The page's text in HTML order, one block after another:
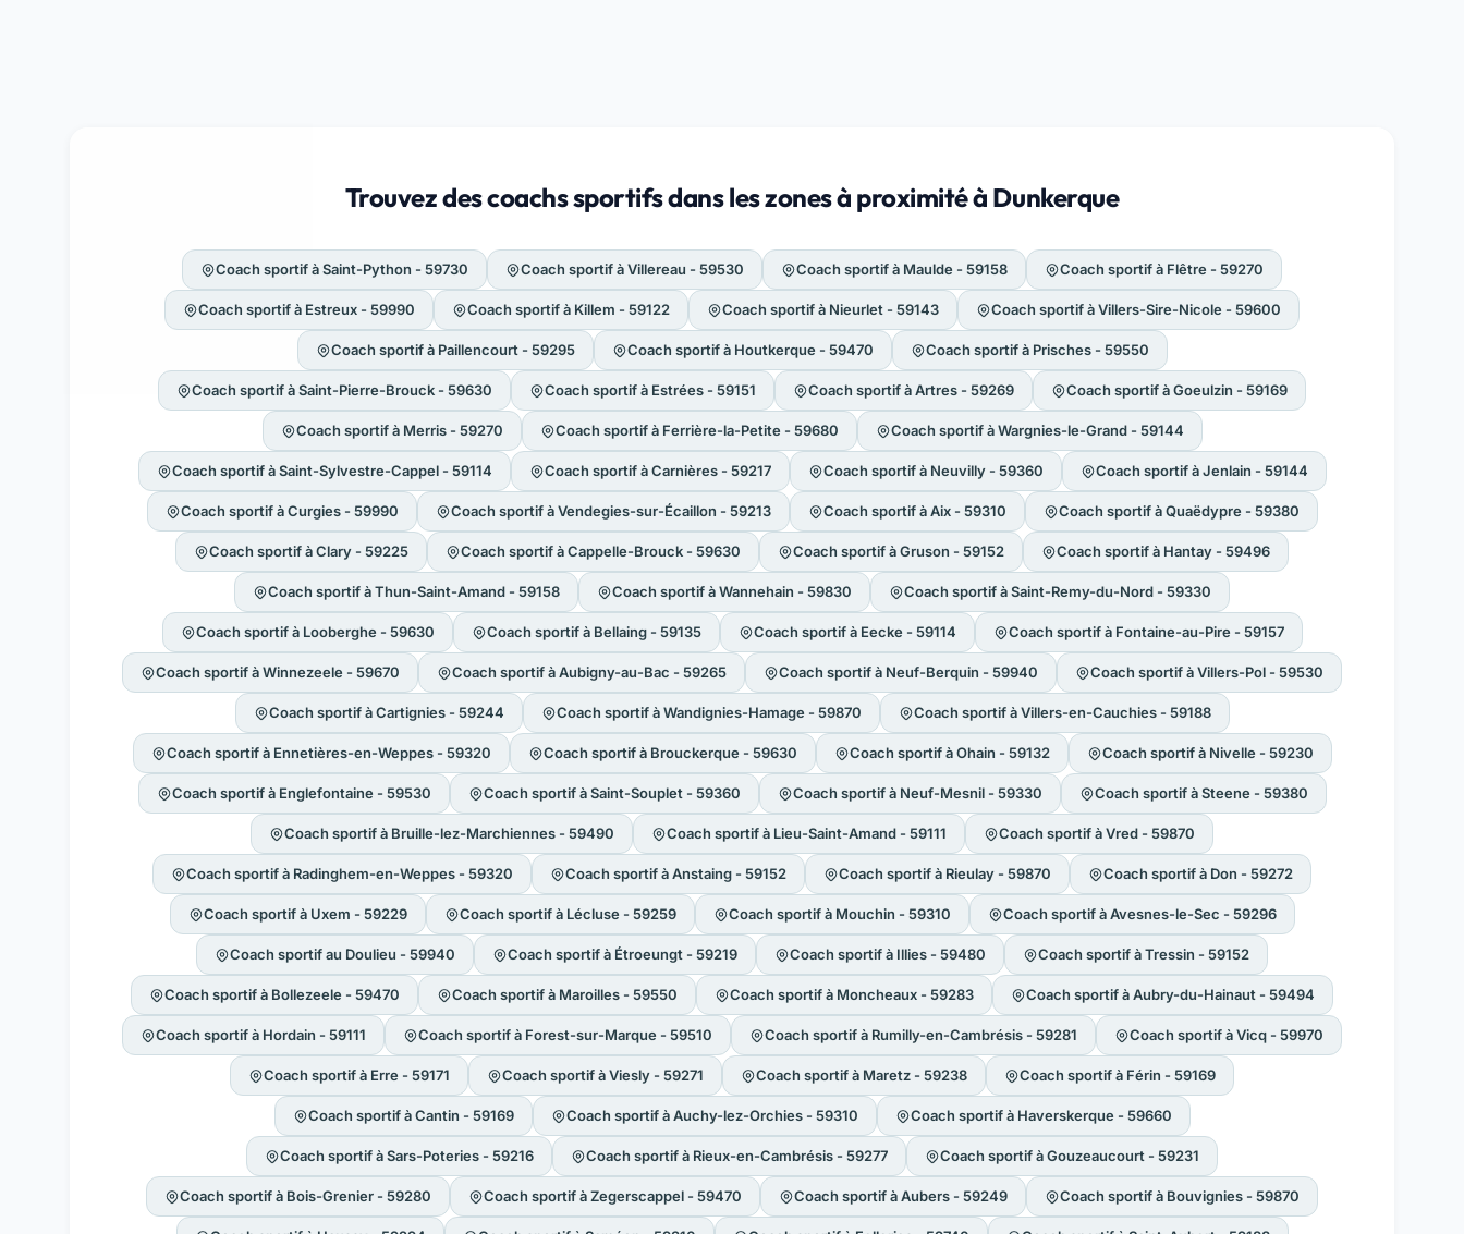
Trouvez des coachs sportifs dans les zones à proximité à Dunkerque
Coach sportif à Saint-Python - 59730 Coach sportif à Villereau - 59530 Coach sportif à Maulde - 59158 Coach sportif à Flêtre - 59270
Coach sportif à Estreux - 59990 Coach sportif à Killem - 59122 Coach sportif à Nieurlet - 59143 Coach sportif à Villers-Sire-Nicole - 59600
Coach sportif à Paillencourt - 59295 Coach sportif à Houtkerque - 59470 Coach sportif à Prisches - 59550
Coach sportif à Saint-Pierre-Brouck - 59630 Coach sportif à Estrées - 59151 Coach sportif à Artres - 59269 Coach sportif à Goeulzin - 59169
Coach sportif à Merris - 59270 Coach sportif à Ferrière-la-Petite - 59680 Coach sportif à Wargnies-le-Grand - 59144
Coach sportif à Saint-Sylvestre-Cappel - 59114 Coach sportif à Carnières - 59217 Coach sportif à Neuvilly - 59360 Coach sportif à Jenlain - 59144
Coach sportif à Curgies - 59990 Coach sportif à Vendegies-sur-Écaillon - 59213 Coach sportif à Aix - 59310 Coach sportif à Quaëdypre - 59380
Coach sportif à Clary - 59225 Coach sportif à Cappelle-Brouck - 59630 Coach sportif à Gruson - 59152 Coach sportif à Hantay - 59496
Coach sportif à Thun-Saint-Amand - 59158 Coach sportif à Wannehain - 59830 Coach sportif à Saint-Remy-du-Nord - 59330
Coach sportif à Looberghe - 59630 Coach sportif à Bellaing - 59135 Coach sportif à Eecke - 59114 Coach sportif à Fontaine-au-Pire - 59157
Coach sportif à Winnezeele - 59670 Coach sportif à Aubigny-au-Bac - 59265 Coach sportif à Neuf-Berquin - 59940 Coach sportif à Villers-Pol - 59530
Coach sportif à Cartignies - 59244 Coach sportif à Wandignies-Hamage - 59870 Coach sportif à Villers-en-Cauchies - 59188
Coach sportif à Ennetières-en-Weppes - 59320 Coach sportif à Brouckerque - 59630 Coach sportif à Ohain - 59132 Coach sportif à Nivelle - 59230
Coach sportif à Englefontaine - 59530 Coach sportif à Saint-Souplet - 59360 Coach sportif à Neuf-Mesnil - 59330 Coach sportif à Steene - 59380
Coach sportif à Bruille-lez-Marchiennes - 59490 Coach sportif à Lieu-Saint-Amand - 59111 Coach sportif à Vred - 59870
Coach sportif à Radinghem-en-Weppes - 59320 Coach sportif à Anstaing - 59152 Coach sportif à Rieulay - 59870 Coach sportif à Don - 59272
Coach sportif à Uxem - 59229 Coach sportif à Lécluse - 59259 Coach sportif à Mouchin - 59310 Coach sportif à Avesnes-le-Sec - 59296
Coach sportif au Doulieu - 59940 Coach sportif à Étroeungt - 59219 Coach sportif à Illies - 59480 Coach sportif à Tressin - 59152
Coach sportif à Bollezeele - 59470 Coach sportif à Maroilles - 59550 Coach sportif à Moncheaux - 59283 Coach sportif à Aubry-du-Hainaut - 59494
Coach sportif à Hordain - 59111 Coach sportif à Forest-sur-Marque - 59510 Coach sportif à Rumilly-en-Cambrésis - 59281 Coach sportif à Vicq - 59970
Coach sportif à Erre - 59171 Coach sportif à Viesly - 59271 Coach sportif à Maretz - 59238 Coach sportif à Férin - 59169
Coach sportif à Cantin - 59169 Coach sportif à Auchy-lez-Orchies - 59310 Coach sportif à Haverskerque - 59660
Coach sportif à Sars-Poteries - 59216 Coach sportif à Rieux-en-Cambrésis - 59277 Coach sportif à Gouzeaucourt - 59231
Coach sportif à Bois-Grenier - 59280 Coach sportif à Zegerscappel - 59470 Coach sportif à Aubers - 59249 Coach sportif à Bouvignies - 59870